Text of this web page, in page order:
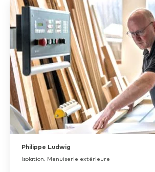
Philippe Ludwig
Isolation, Menuiserie extérieure